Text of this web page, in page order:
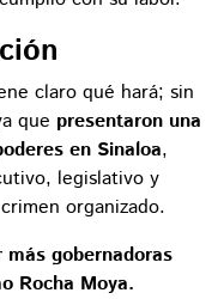
claro qué hará; sin
que presentaron una
en Sinaloa,
legislativo y
organizado.
más gobernadoras
Rocha Moya.